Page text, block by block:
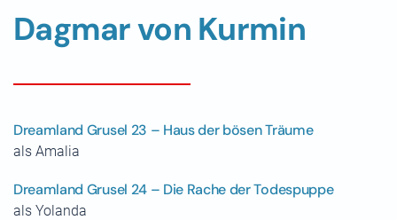
Dagmar von Kurmin
Dreamland Grusel 23 – Haus der bösen Träume
als Amalia
Dreamland Grusel 24 – Die Rache der Todespuppe
als Yolanda